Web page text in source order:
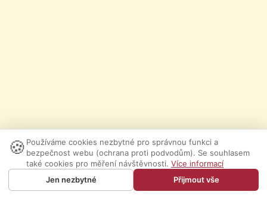
🍪 Používáme cookies nezbytné pro správnou funkci a
bezpečnost webu (ochrana proti podvodům). Se souhlasem
také cookies pro měření návštěvnosti. Více informací
Jen nezbytné
Přijmout vše